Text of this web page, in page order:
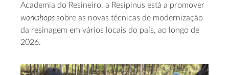
Academia do Resineiro, a Resipinus está a promover
workshops sobre as novas técnicas de modernização
da resinagem em vários locais do país, ao longo de
2026.